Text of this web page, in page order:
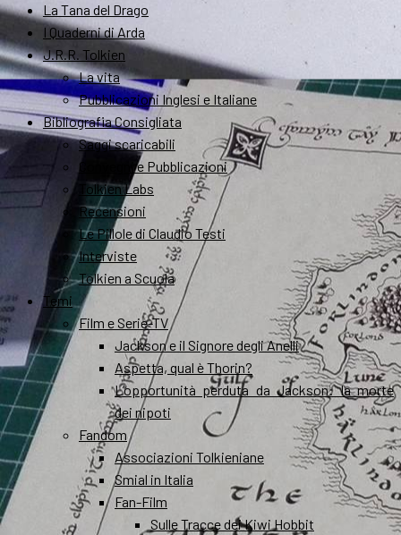
La Tana del Drago
I Quaderni di Arda
J.R.R. Tolkien
La vita
Pubblicazioni Inglesi e Italiane
Bibliografia Consigliata
Saggi scaricabili
Convegni e Pubblicazioni
Tolkien Labs
Recensioni
Le Pillole di Claudio Testi
Interviste
Tolkien a Scuola
Temi
Film e Serie-TV
Jackson e il Signore degli Anelli
Aspetta, qual è Thorin?
L’opportunità perduta da Jackson: la morte
dei nipoti
Fandom
Associazioni Tolkieniane
Smial in Italia
Fan-Film
Sulle Tracce dei Kiwi Hobbit